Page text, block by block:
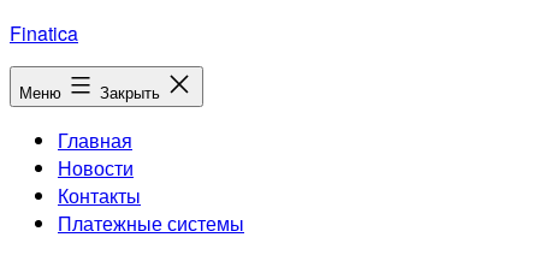
Перейти
к
содержимому
Finatica
Меню Закрыть
Главная
Новости
Контакты
Платежные системы